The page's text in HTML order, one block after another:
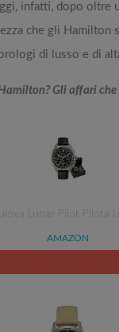
infatti, dopo oltre
che gli Hamilton
di lusso e di
Gli affari
Lunar Pilot Pilota
AMAZON